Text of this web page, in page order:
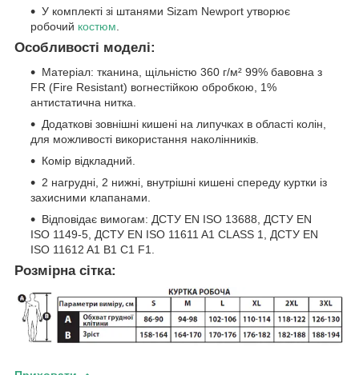
У комплекті зі штанями Sizam Newport утворює
робочий костюм
Особливості моделі:
Матеріал: тканина, щільністю 360 г/м² 99% бавовна з
FR (Fire Resistant) вогнестійкою обробкою, 1%
антистатична нитка.
Додаткові зовнішні кишені на липучках в області колін,
для можливості використання наколінників.
Комір відкладний.
2 нагрудні, 2 нижні, внутрішні кишені спереду куртки із
захисними клапанами.
Відповідає вимогам: ДСТУ EN ISO 13688, ДСТУ EN
ISO 1149-5, ДСТУ EN ISO 11611 A1 CLASS 1, ДСТУ EN
ISO 11612 A1 B1 C1 F1.
Розмірна сітка: